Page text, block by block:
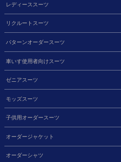
レディーススーツ
リクルートスーツ
パターンオーダースーツ
車いす使用者向けスーツ
ゼニアスーツ
モッズスーツ
子供用オーダースーツ
オーダージャケット
オーダーシャツ